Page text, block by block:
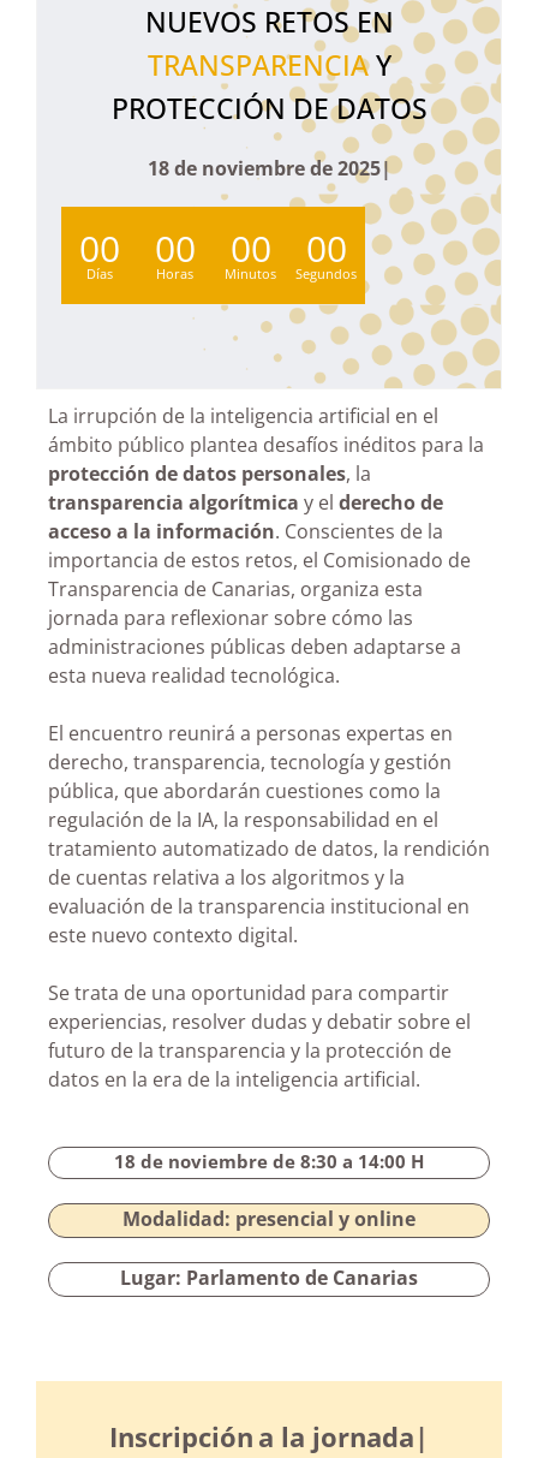
NUEVOS RETOS EN
TRANSPARENCIAY
PROTECCIÓN DE DATOS
18 de noviembre de 2025
00
Días
00
Horas
00
Minutos
00
Segundos
La irrupción de la inteligencia artificial en el
ámbito público plantea desafíos inéditos para la
protección de datos personales, la
transparencia algorítmica y el derecho de
acceso a la información. Conscientes de la
importancia de estos retos, el Comisionado de
Transparencia de Canarias, organiza esta
jornada para reflexionar sobre cómo las
administraciones públicas deben adaptarse a
esta nueva realidad tecnológica.
El encuentro reunirá a personas expertas en
derecho, transparencia, tecnología y gestión
pública, que abordarán cuestiones como la
regulación de la IA, la responsabilidad en el
tratamiento automatizado de datos, la rendición
de cuentas relativa a los algoritmos y la
evaluación de la transparencia institucional en
este nuevo contexto digital.
Se trata de una oportunidad para compartir
experiencias, resolver dudas y debatir sobre el
futuro de la transparencia y la protección de
datos en la era de la inteligencia artificial.
18 de noviembre de 8:30 a 14:00 H
Modalidad: presencial y online
Lugar: Parlamento de Canarias
Inscripcióna